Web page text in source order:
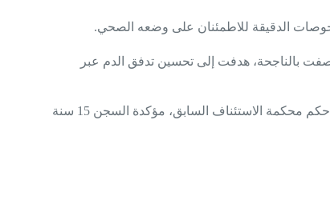
الدقيقة للاطمئنان على وضعه الصحي.
يناير 2022 عملية قسطرة قلبية وُصفت بالناجحة، هدفت إلى تحسين تدفق الدم عبر
وعلى الصعيد القضائي، في 4 نوفمبر 2025، أيدت المحكمة العليا الموريتانية حكم محكمة الاستئناف السابق، مؤكدة السجن 15 سنة